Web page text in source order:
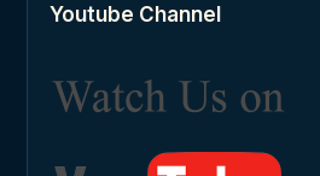
Youtube Channel